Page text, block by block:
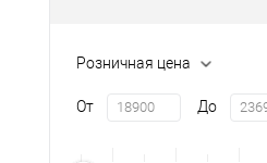
Розничная цена
От До